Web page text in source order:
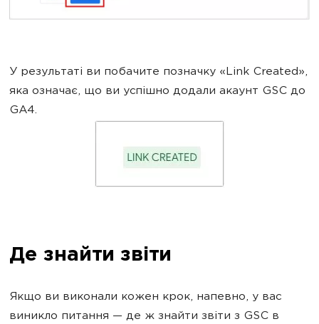
У результаті ви побачите позначку «Link Created»,
яка означає, що ви успішно додали акаунт GSC до
GA4.
Де знайти звіти
Якщо ви виконали кожен крок, напевно, у вас
виникло питання — де ж знайти звіти з GSC в